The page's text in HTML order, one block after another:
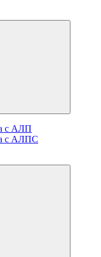
с АЛП
с АЛПС